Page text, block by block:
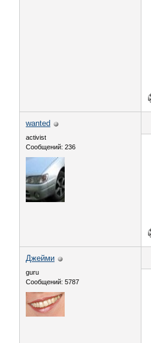
wanted
activist
Сообщений: 236
Джейми
guru
Сообщений: 5787